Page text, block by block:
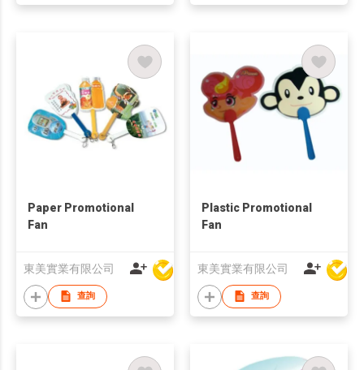
Paper Promotional
Fan
東美實業有限公司
查詢
Plastic Promotional
Fan
東美實業有限公司
查詢